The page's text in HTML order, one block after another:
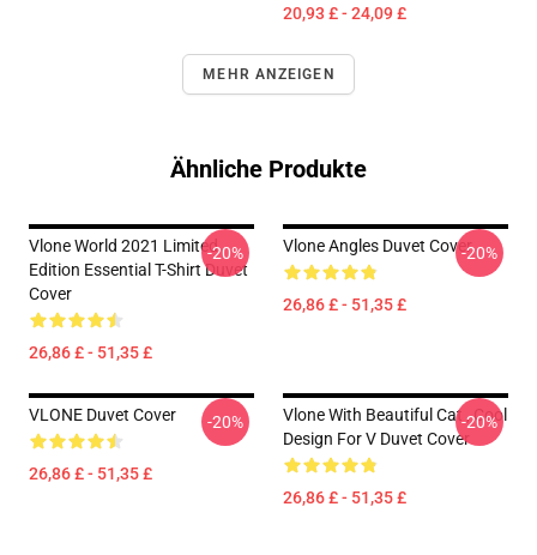
20,93 £ - 24,09 £
MEHR ANZEIGEN
Ähnliche Produkte
Vlone World 2021 Limited
Edition Essential T-Shirt Duvet
Cover
26,86 £ - 51,35 £
-20% Vlone Angles Duvet Cover
26,86 £ - 51,35 £
-20%
VLONE Duvet Cover
26,86 £ - 51,35 £
-20%
Vlone With Beautiful Cat , Cool
Design For V Duvet Cover
26,86 £ - 51,35 £
-20%